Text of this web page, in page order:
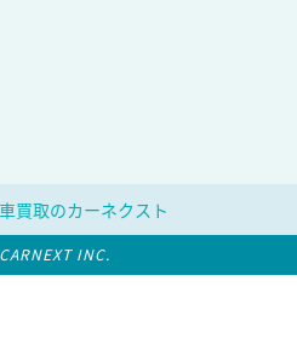
車買取のカーネクスト
INC.